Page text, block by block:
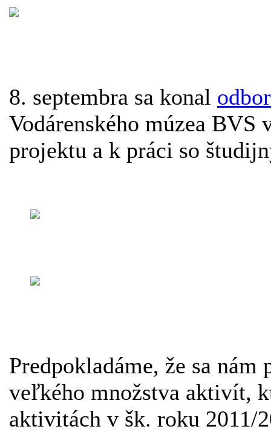
8. septembra sa konal
Vodárenského múzea
projektu a k práci so
Predpokladáme, že sa
veľkého množstva aktivít,
aktivitách v šk. roku 2011/